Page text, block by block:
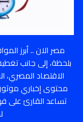
مصر الان .. أبرز
بلحظة، إلى جانب
الاقتصاد المصري،
محتوى إخباري
تساعد القارئ على